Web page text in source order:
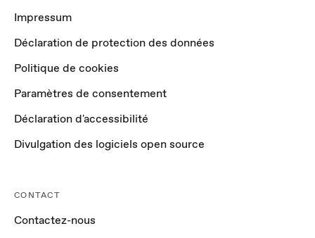
Impressum
Déclaration de protection des données
Politique de cookies
Paramètres de consentement
Déclaration d'accessibilité
Divulgation des logiciels open source
CONTACT
Contactez-nous